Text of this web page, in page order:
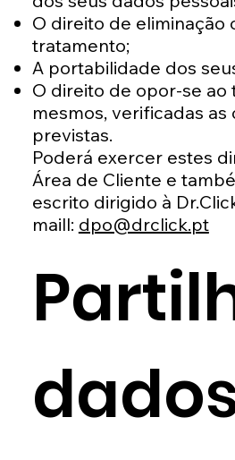
O direito de eliminação
tratamento;
A portabilidade dos
O direito de opor-se ao
mesmos, verificadas
previstas.
Poderá exercer estes
Área de Cliente e
escrito dirigido à
maill: dpo@drclick.pt